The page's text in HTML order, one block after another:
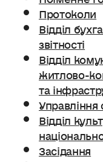
Протоколи
Відділ
звітності
Відділ
житлово-
та
Управління
Відділ
Засідання